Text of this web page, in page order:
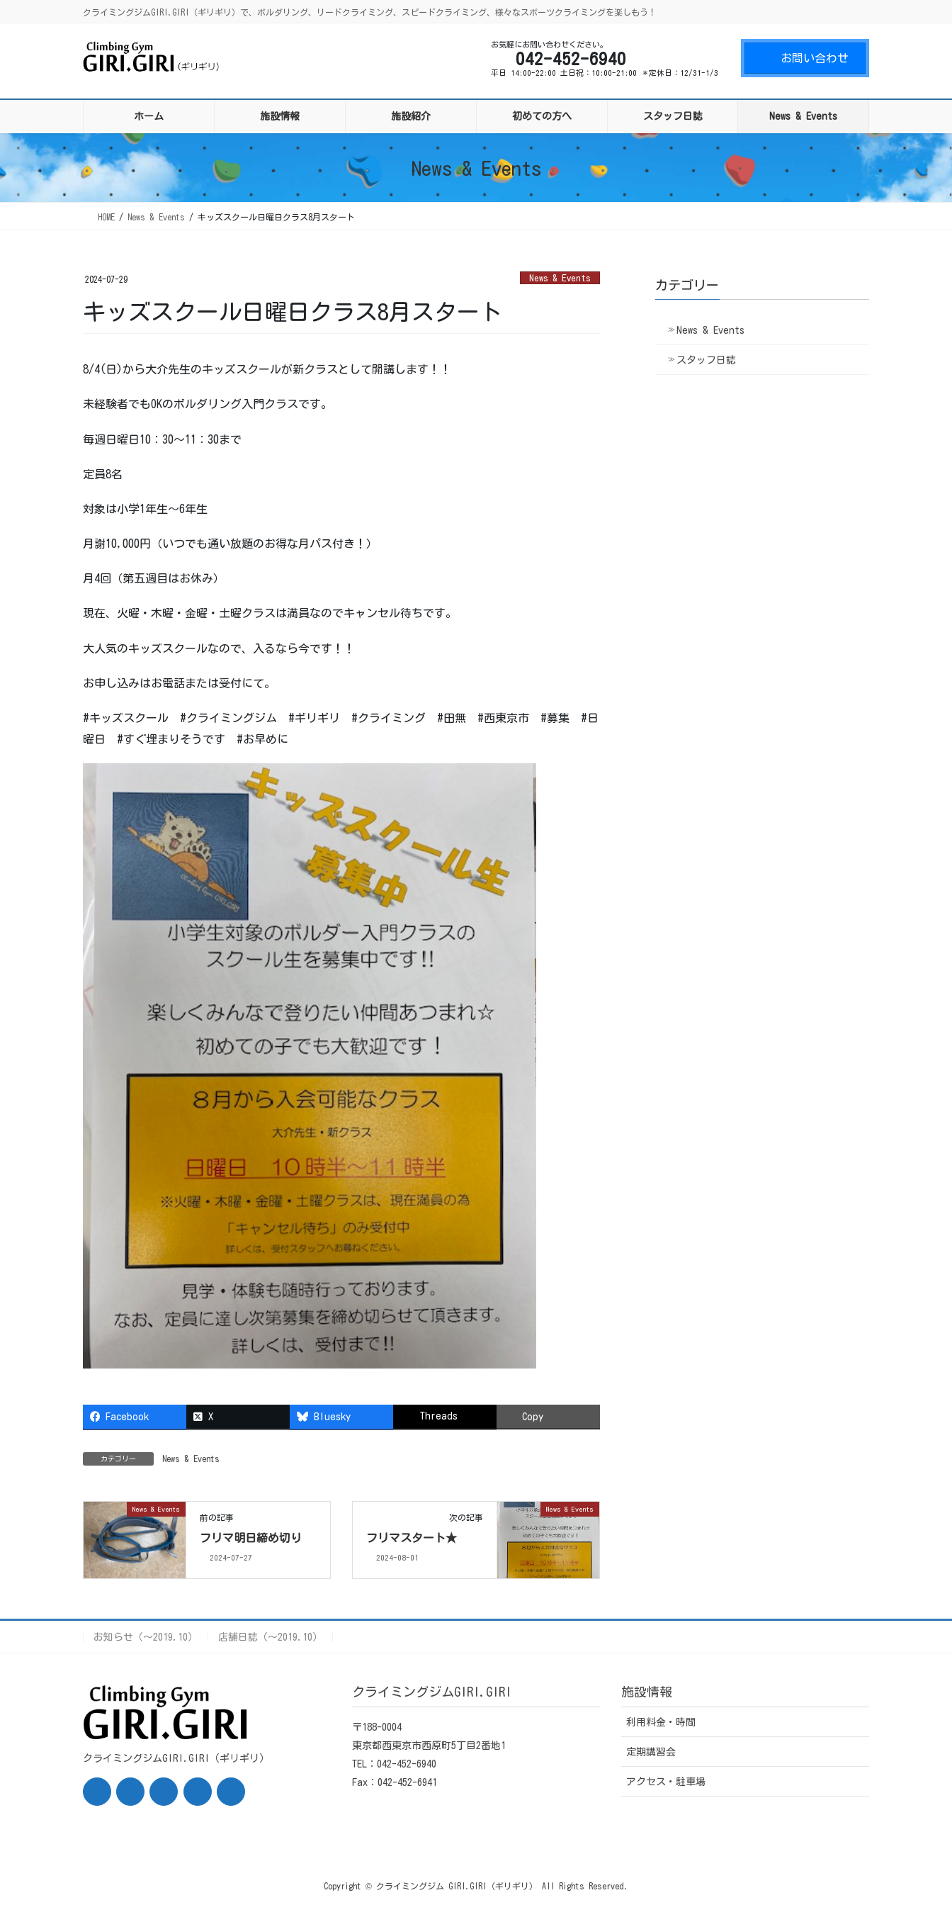
クライミングジムGIRI.GIRI（ギリギリ）で、ボルダリング、リードクライミング、スピードクライミング、様々なスポーツクライミングを楽しもう！
お気軽にお問い合わせください。
042-452-6940
平日 14:00-22:00 土日祝：10:00-21:00 ＊定休日：12/31-1/3
お問い合わせ
ホーム 施設情報 施設紹介 初めての方へ スタッフ日誌 News & Events
News & Events
HOME News & Events キッズスクール日曜日クラス8月スタート
2024-07-29 News & Events
キッズスクール日曜日クラス8月スタート
8/4(日)から大介先生のキッズスクールが新クラスとして開講します！！
未経験者でもOKのボルダリング入門クラスです。
毎週日曜日10：30～11：30まで
定員8名
対象は小学1年生～6年生
月謝10,000円（いつでも通い放題のお得な月パス付き！）
月4回（第五週目はお休み）
現在、火曜・木曜・金曜・土曜クラスは満員なのでキャンセル待ちです。
大人気のキッズスクールなので、入るなら今です！！
お申し込みはお電話または受付にて。
#キッズスクール #クライミングジム #ギリギリ #クライミング #田無 #西東京市 #募集 #日
曜日 #すぐ埋まりそうです #お早めに
Facebook X Bluesky Threads Copy
カテゴリー News & Events
News & Events
前の記事
フリマ明日締め切り
2024-07-27
News & Events
次の記事
フリマスタート★
2024-08-01
カテゴリー
News & Events
スタッフ日誌
お知らせ（〜2019.10） 店舗日誌（〜2019.10）
クライミングジムGIRI.GIRI（ギリギリ）
クライミングジムGIRI.GIRI
〒188-0004
東京都西東京市西原町5丁目2番地1
TEL：042-452-6940
Fax：042-452-6941
施設情報
利用料金・時間
定期講習会
アクセス・駐車場
Copyright © クライミングジム GIRI.GIRI（ギリギリ） All Rights Reserved.